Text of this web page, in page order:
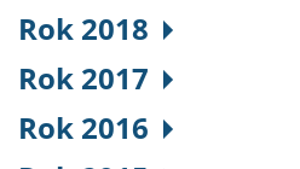
Rok 2018
Rok 2017
Rok 2016